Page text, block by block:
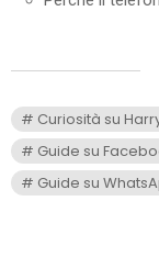
Curiosità su
Guide su
Guide su